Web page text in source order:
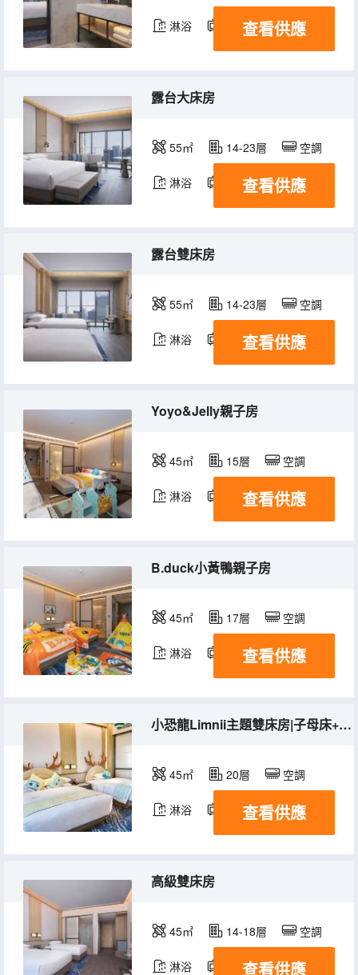
淋浴 電視機
查看供應
露台大床房
55㎡ 14-23層 空調
淋浴 電視機
查看供應
露台雙床房
55㎡ 14-23層 空調
淋浴 電視機
查看供應
Yoyo&Jelly親子房
45㎡ 15層 空調
淋浴 電視機
查看供應
B.duck小黃鴨親子房
45㎡ 17層 空調
淋浴 電視機
查看供應
小恐龍Limnii主題雙床房|子母床+帳篷+木馬+積木
45㎡ 20層 空調
淋浴 電視機
查看供應
高級雙床房
45㎡ 14-18層 空調
淋浴 電視機
查看供應